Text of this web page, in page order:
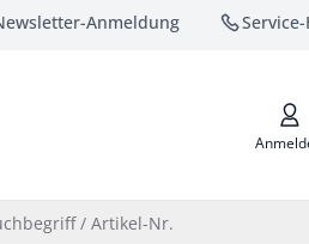
Anmeldung
/ Artikel-Nr.